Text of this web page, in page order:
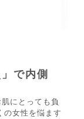
で内側
にとっても負
の女性を悩ます